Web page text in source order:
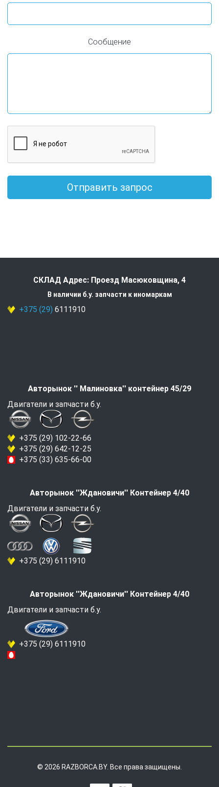
Сообщение
Отправить запрос
СКЛАД Адрес: Проезд Масюковщина, 4
В наличии б.у. запчасти к иномаркам
+375 (29) 6111910
Авторынок '' Малиновка'' контейнер 45/29
Двигатели и запчасти б.у.
+375 (29) 102-22-66
+375 (29) 642-12-25
+375 (33) 635-66-00
Авторынок ''Ждановичи'' Контейнер 4/40
Двигатели и запчасти б.у.
+375 (29) 6111910
Авторынок ''Ждановичи'' Контейнер 4/40
Двигатели и запчасти б.у.
+375 (29) 6111910
© 2026 RAZBORCA.BY. Все права защищены.